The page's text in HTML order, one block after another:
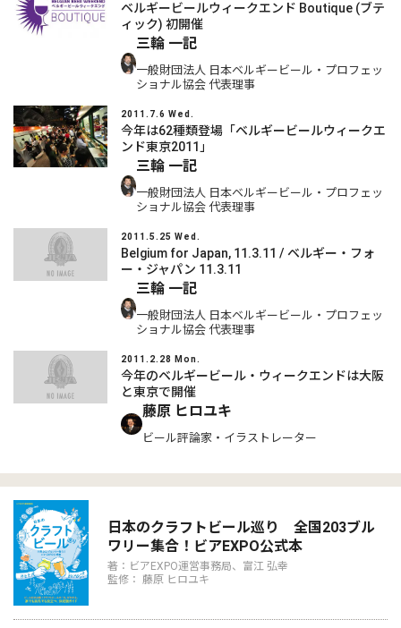
ベルギービールウィークエンド Boutique (ブテ
ィック) 初開催
三輪 一記
一般財団法人 日本ベルギービール・プロフェッ
ショナル協会 代表理事
2011.7.6 Wed.
今年は62種類登場「ベルギービールウィークエ
ンド東京2011」
三輪 一記
一般財団法人 日本ベルギービール・プロフェッ
ショナル協会 代表理事
2011.5.25 Wed.
Belgium for Japan, 11.3.11 / ベルギー・フォ
ー・ジャパン 11.3.11
三輪 一記
一般財団法人 日本ベルギービール・プロフェッ
ショナル協会 代表理事
2011.2.28 Mon.
今年のベルギービール・ウィークエンドは大阪
と東京で開催
藤原 ヒロユキ
ビール評論家・イラストレーター
日本のクラフトビール巡り 全国203ブル
ワリー集合！ビアEXPO公式本
著：ビアEXPO運営事務局、富江 弘幸
監修： 藤原 ヒロユキ